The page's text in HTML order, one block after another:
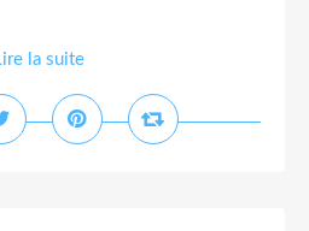
la suite